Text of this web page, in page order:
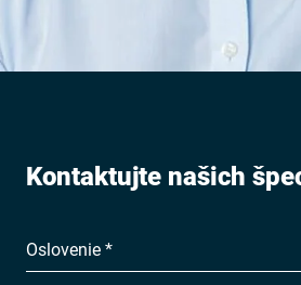
Kontaktujte našich
Oslovenie *